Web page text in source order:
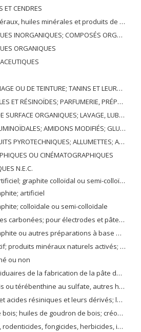
ET CENDRES
produits de leur distillation; SUBSTANCES BITUMINEUSES; CIRES MINÉRALES
ET INORGANIQUES DE MÉTAUX PRÉCIEUX; DE MÉTAUX DES TERRES RARES, D'ÉLÉMENTS RADIOACTIFS ET D'ISOTOPES
ORGANIQUES
COLORANTS, PIGMENTS ET AUTRES MATIERES COLORANTES; PEINTURES, VERNIS; MASTIC, AUTRES MASTIQUES; ENCRES
PARFUMERIE, PRÉPARATIONS COSMÉTIQUES OU DE TOILETTE
À L'ÉPURATION; CIRES ARTIFICIELLES OU PRÉPARÉES, BOUGIES ET ARTICLES SIMILAIRES, PÂTES À MODÉLISER, CIRES DENTAIRES ET PRÉPARATIONS DENTAIRES À BASE DE PLÂTRE
AMIDONS MODIFIÉS; GLUES; ENZYMES
ALLIAGES PYROPHORIQUES; CERTAINES PRÉPARATIONS COMBUSTIBLES
OU CINÉMATOGRAPHIQUES
N.E.C.
colloïdal; préparations à base de graphite ou d'autre carbone, sous forme de pâtes, blocs, plaquettes ou d'autres demi-produits
artificiel
colloïdale ou semi-colloïdale
pour électrodes et pâtes similaires pour garnitures de four
autres préparations à base de carbone; sous forme de pâtes, blocs, plaques ou autres demi-produits
naturels activés; noir animal, y compris le noir animal épuisé
ou non
de bois, même concentrée, désucrée ou traitée chimiquement, y compris les lignosulfonates, à l'exclusion du tall oil du n °. 3803
terpéniques; le dipentène brut; térébenthine sulfitée, autres para-cymènes bruts; huile de pin contenant de l'alpha-terpinéol comme constituant principal
et leurs dérivés; les huiles de colophane et de colophane; courir les gencives
de bois; naphte de bois; pas de légume; brai de brasserie et préparations similaires à base de colophane, d'acides résiniques ou de poix végétales
de germination, régulateurs de croissance des plantes, désinfectants et similaires, conditionnés pour la vente au détail ou sous forme de préparations ou d'articles